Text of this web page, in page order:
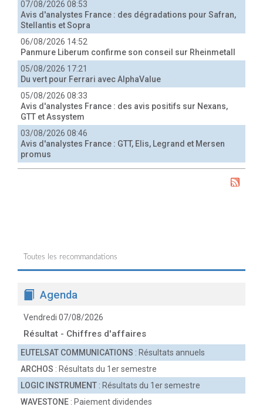
07/08/2026 08:53
Avis d'analystes France : des dégradations pour Safran,
Stellantis et Sopra
06/08/2026 14:52
Panmure Liberum confirme son conseil sur Rheinmetall
05/08/2026 17:21
Du vert pour Ferrari avec AlphaValue
05/08/2026 08:33
Avis d'analystes France : des avis positifs sur Nexans,
GTT et Assystem
03/08/2026 08:46
Avis d'analystes France : GTT, Elis, Legrand et Mersen
promus
Toutes les recommandations
Agenda
Vendredi 07/08/2026
Résultat - Chiffres d'affaires
EUTELSAT COMMUNICATIONS : Résultats annuels
ARCHOS : Résultats du 1er semestre
LOGIC INSTRUMENT : Résultats du 1er semestre
WAVESTONE : Paiement dividendes